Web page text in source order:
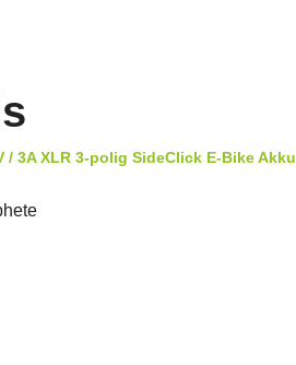
3A XLR 3-polig SideClick E-Bike Akku